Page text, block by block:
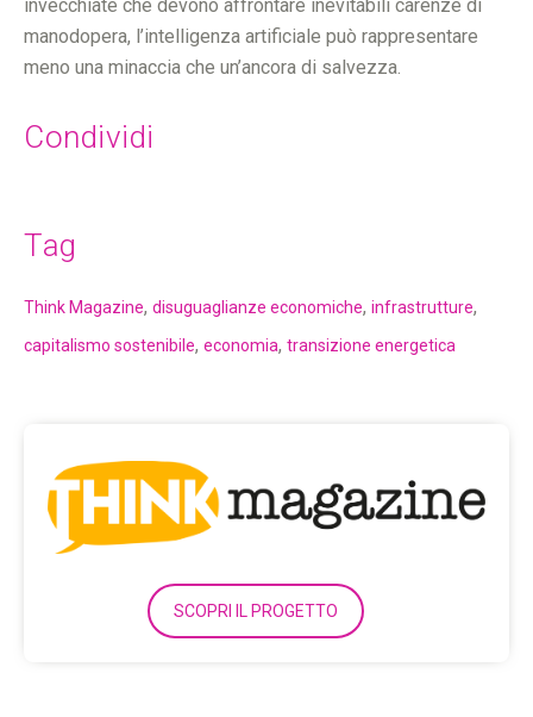
invecchiate che devono affrontare inevitabili carenze di
manodopera, l’intelligenza artificiale può rappresentare
meno una minaccia che un’ancora di salvezza.
Condividi
Tag
Think Magazine, disuguaglianze economiche, infrastrutture,
capitalismo sostenibile, economia, transizione energetica
SCOPRI IL PROGETTO